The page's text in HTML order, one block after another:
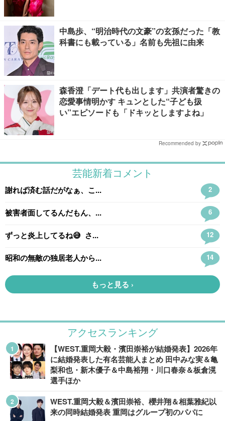
中島歩、“明治時代の文豪”の玄孫だった「教
科書にも載っている」名前も先祖に由来
森香澄「デート代も出します」共演者驚きの
恋愛事情明かす キュンとした“子ども扱
い”エピソードも「ドキッとしますよね」
Recommended by
アクセスランキング
【WEST.重岡大毅・濱田崇裕が結婚発表】2026年
に結婚発表した有名芸能人まとめ 田中みな実＆亀
梨和也・新木優子＆中島裕翔・川口春奈＆板倉滉
選手ほか
WEST.重岡大毅＆濱田崇裕、櫻井翔＆相葉雅紀以
来の同時結婚発表 重岡はグループ初のパパに